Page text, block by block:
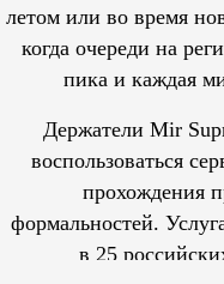
летом или во время
когда очереди на
пика и каждая
Держатели Mir
воспользоваться
прохождения
формальностей.
в 25